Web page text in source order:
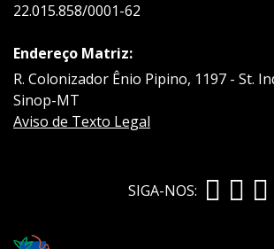
22.015.858/0001-62
Endereço Matriz:
R. Colonizador Ênio Pipino, 1197 - St.
Sinop-MT
Aviso de Texto Legal
SIGA-NOS: